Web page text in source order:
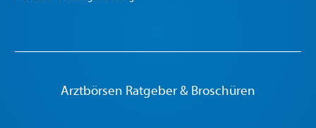
Arztbörsen Ratgeber & Broschüren